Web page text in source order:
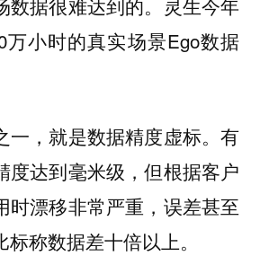
万小时的真实场景Ego数据
一，就是数据精度虚标。有
度达到毫米级，但根据客户
时漂移非常严重，误差甚至
称数据差十倍以上。